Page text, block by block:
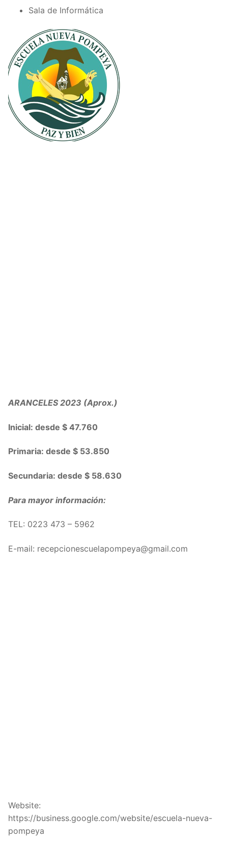
Sala de Informática
ARANCELES 2023 (Aprox.)
Inicial: desde $ 47.760
Primaria: desde $ 53.850
Secundaria: desde $ 58.630
Para mayor información:
TEL: 0223 473 – 5962
E-mail: recepcionescuelapompeya@gmail.com
Website:
https://business.google.com/website/escuela-nueva-
pompeya